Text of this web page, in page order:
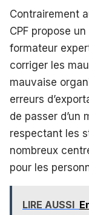
Contrairement
CPF propose
formateur
corriger les
mauvaise
erreurs
de passer d’un
respectant les
nombreux
pour les
LIRE AUSSI